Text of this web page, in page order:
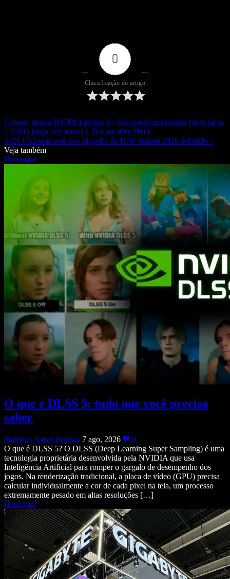
0
Classificação do artigo
G-Sync nvidia NVIDIA pulsar S~ São paulo innovation week Spiw
« AMD lança seis novas CPUs da série PRO
paiN CS2 tem seed nos playoffs da IEM Atlanta 2026 definido »
Veja também
Hardware
O que é DLSS 5: tudo que você precisa
saber
Matheus Souza Peixoto 7 ago, 2026
0
O que é DLSS 5? O DLSS (Deep Learning Super Sampling) é uma
tecnologia proprietária desenvolvida pela NVIDIA que usa
Inteligência Artificial para romper o gargalo de desempenho dos
jogos. Na renderização tradicional, a placa de vídeo (GPU) precisa
calcular individualmente a cor de cada pixel na tela, um processo
extremamente pesado em altas resoluções […]
Hardware